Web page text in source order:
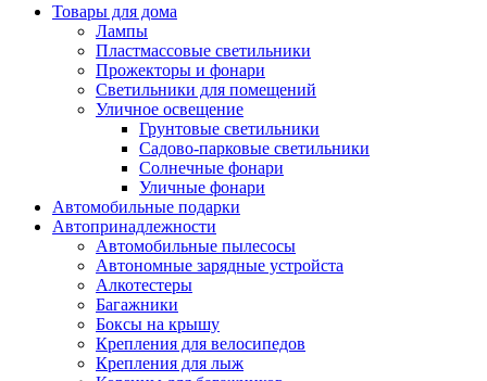
Товары для дома
Лампы
Пластмассовые светильники
Прожекторы и фонари
Светильники для помещений
Уличное освещение
Грунтовые светильники
Садово-парковые светильники
Солнечные фонари
Уличные фонари
Автомобильные подарки
Автопринадлежности
Автомобильные пылесосы
Автономные зарядные устройста
Алкотестеры
Багажники
Боксы на крышу
Крепления для велосипедов
Крепления для лыж